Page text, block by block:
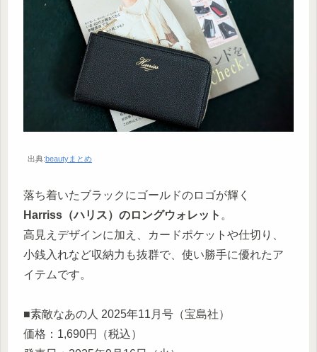
出典:beautyまとめ
落ち着いたブラックにゴールドのロゴが輝く
Harriss（ハリス）のロングウォレット 。
高見えデザインに加え、カードポケットや仕切り、
小銭入れなど収納力も抜群で、使い勝手に優れたア
イテムです。
■素敵なあの人 2025年11月号（宝島社）
価格：1,690円（税込）